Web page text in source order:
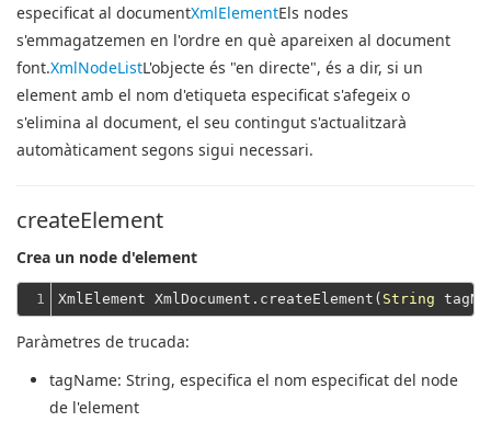
especificat al documentXmlElementEls nodes
s'emmagatzemen en l'ordre en què apareixen al document
font.XmlNodeListL'objecte és "en directe", és a dir, si un
element amb el nom d'etiqueta especificat s'afegeix o
s'elimina al document, el seu contingut s'actualitzarà
automàticament segons sigui necessari.
createElement
Crea un node d'element
1 XmlElement XmlDocument.createElement( String
Paràmetres de trucada:
tagName: String, especifica el nom especificat del node
de l'element